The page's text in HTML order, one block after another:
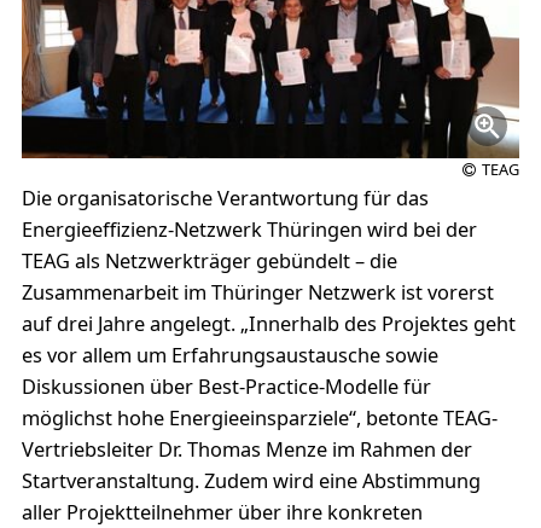
TEAG
Die organisatorische Verantwortung für das
Energieeffizienz-Netzwerk Thüringen wird bei der
TEAG als Netzwerkträger gebündelt – die
Zusammenarbeit im Thüringer Netzwerk ist vorerst
auf drei Jahre angelegt. „Innerhalb des Projektes geht
es vor allem um Erfahrungsaustausche sowie
Diskussionen über Best-Practice-Modelle für
möglichst hohe Energieeinsparziele“, betonte TEAG-
Vertriebsleiter Dr. Thomas Menze im Rahmen der
Startveranstaltung. Zudem wird eine Abstimmung
aller Projektteilnehmer über ihre konkreten